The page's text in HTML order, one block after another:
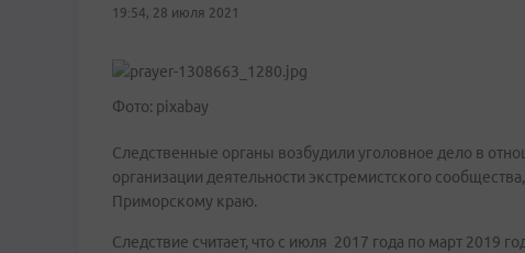
19:54, 28 июля 2021
Фото: pixabay
Следственные органы возбудили уголовное дело в
организации деятельности экстремистского
Приморскому краю.
Следствие считает, что с июля 2017 года по март 2019